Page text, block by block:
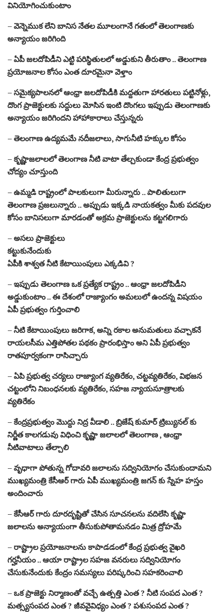
వినియోగించుకుంటాం
– వెన్నెముక లేని బానిస నేతల మూలంగానే గతంలో తెలంగాణకు
అన్యాయం జరిగింది
– ఏపీ జలదోపిడీని ఎట్టి పరిస్థితులలో అడ్డుకుని తీరుతాం .. తెలంగాణ
ప్రయోజనాల కోసం ఎంత దూరమైనా వెళ్తాం
– సమైక్యపాలనలో ఆంధ్రా జలదోపిడీకి మద్దతుగా హారతులు పట్టినోళ్లు,
దొంగ ప్రాజెక్టులకు సద్దులు మోసిన ఇంటి దొంగలు ఇప్పుడు తెలంగాణకు
అన్యాయం జరిగిందని హాహాకారాలు చేస్తున్నరు
– తెలంగాణ ఉద్యమమే నదీజలాలు, సాగునీటి హక్కుల కోసం
– కృష్ణాజలాలలో తెలంగాణ నీటి వాటా తేల్చకుండా కేంద్ర ప్రభుత్వం
చోద్యం చూస్తుంది
– ఉమ్మడి రాష్ట్రంలో పాలకులుగా మీరున్నారు .. పాలితులుగా
తెలంగాణ ప్రజలున్నారు .. అప్పుడు ఇక్కడి నాయకత్వం మీకు పదవుల
కోసం బానిసలుగా మారడంతో అక్రమ ప్రాజెక్టులను కట్టగలిగారు
– అసలు ప్రాజెక్టులు
కట్టుకునేందుకు
ఏపీకి శాశ్వత నీటి కేటాయింపులు ఎక్కడివి ?
– ఇప్పుడు తెలంగాణ ఒక ప్రత్యేక రాష్ట్రం .. ఆంధ్రా జలదోపిడీని
అడ్డుకుంటాం .. ఈ దేశంలో రాజ్యాంగం అమలులో ఉందన్న విషయం
ఏపీ ప్రభుత్వం గుర్తించాలి
– నీటి కేటాయింపులు జరిగాక, అన్ని రకాల అనుమతులు వచ్చాకనే
రాయలసీమ ఎత్తిపోతల పథకం ప్రారంభిస్తాం అని ఏపీ ప్రభుత్వం
రాతపూర్వకంగా రాసిచ్చారు
– ఏపి ప్రభుత్వ చర్యలు రాజ్యాంగ వ్యతిరేకం, చట్టవ్యతిరేకం, విభజన
చట్టంలోని నిబంధనలకు వ్యతిరేకం, సహజ న్యాయసూత్రాలకు
వ్యతిరేకం
– కేంద్రప్రభుత్వం మొద్దు నిద్ర వీడాలి .. బ్రిజేష్ కుమార్ ట్రిబ్యునల్ కు
నిర్ణీత కాలగడువు విధించి కృష్ణా జలాలలో తెలంగాణ , ఆంధ్రా
నీటివాటాలు తేల్చాలి
– వృధాగా పోతున్న గోదావరి జలాలను సద్వినియోగం చేసుకుందామని
ముఖ్యమంత్రి కేసీఆర్ గారు ఏపీ ముఖ్యమంత్రి జగన్ కు స్నేహ హస్తం
అందించారు
– కేసీఆర్ గారు దూరదృష్టితో చేసిన సూచనలను వదిలేసి కృష్ణా
జలాలను అన్యాయంగా తీసుకుపోతామనడం మిత్ర ద్రోహమే
– రాష్ట్రాల ప్రయోజనాలను కాపాడడంలో కేంద్ర ప్రభుత్వ వైఖరి
గర్హనీయం .. ఆయా రాష్ట్రాల సహజ వనరులు సద్వినియోగం
చేసుకునేందుకు కేంద్రం సమస్యలు పరిష్కరించి సహకరించాలి
– ఒక ప్రాజెక్టు నిర్మాణంతో వచ్చే ఉత్పత్తి ఎంత ? నీటి సంపద ఎంత ?
మత్స్యసంపద ఎంత ? జీవవైవిధ్యం ఎంత ? పశుసంపద ఎంత ?